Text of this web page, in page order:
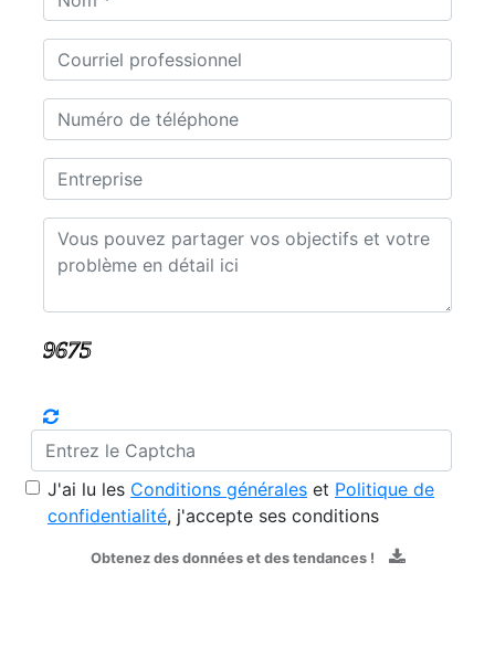
J'ai lu les Conditions générales et Politique de
confidentialité, j'accepte ses conditions
Obtenez des données et des tendances !